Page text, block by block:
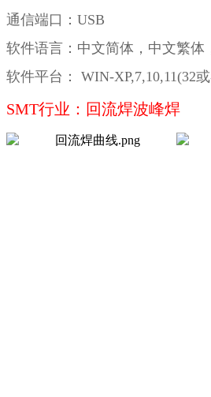
通信端口：USB
软件语言：中文简体，中文繁体
软件平台： WIN-XP,7,10,11(32或
SMT行业：回流焊波峰焊